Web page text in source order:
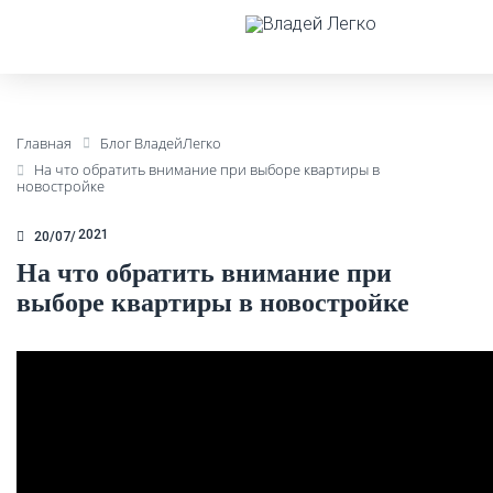
Главная
Блог ВладейЛегко
На что обратить внимание при выборе квартиры в
новостройке
20/07 2021
На что обратить внимание при
выборе квартиры в новостройке